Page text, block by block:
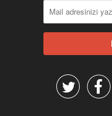
 